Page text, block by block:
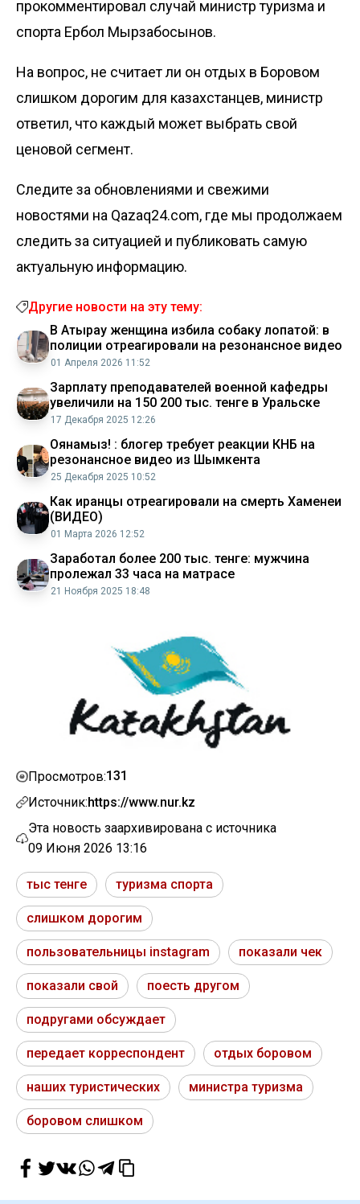
прокомментировал случай министр туризма и
спорта Ербол Мырзабосынов.
На вопрос, не считает ли он отдых в Боровом
слишком дорогим для казахстанцев, министр
ответил, что каждый может выбрать свой
ценовой сегмент.
Следите за обновлениями и свежими
новостями на Qazaq24.com, где мы продолжаем
следить за ситуацией и публиковать самую
актуальную информацию.
Другие новости на эту тему:
В Атырау женщина избила собаку лопатой: в
полиции отреагировали на резонансное видео
01 Апреля 2026 11:52
Зарплату преподавателей военной кафедры
увеличили на 150 200 тыс. тенге в Уральске
17 Декабря 2025 12:26
Оянамыз! : блогер требует реакции КНБ на
резонансное видео из Шымкента
25 Декабря 2025 10:52
Как иранцы отреагировали на смерть Хаменеи
(ВИДЕО)
01 Марта 2026 12:52
Заработал более 200 тыс. тенге: мужчина
пролежал 33 часа на матрасе
21 Ноября 2025 18:48
Просмотров:131
Источник:https://www.nur.kz
Эта новость заархивирована с источника
09 Июня 2026 13:16
тыс тенге туризма спорта
слишком дорогим
пользовательницы instagram показали чек
показали свой поесть другом
подругами обсуждает
передает корреспондент отдых боровом
наших туристических министра туризма
боровом слишком